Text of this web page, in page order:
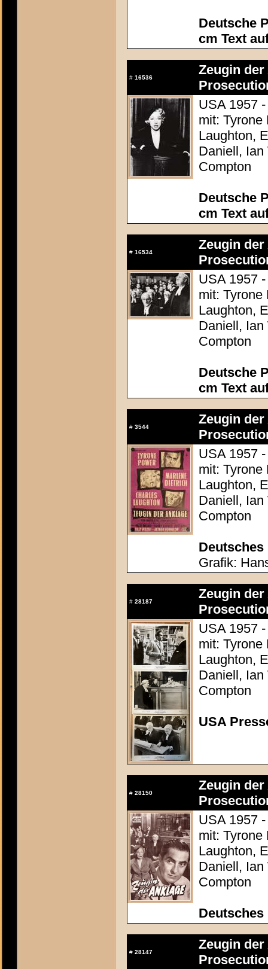
Deutsche
cm Text
# 16536
Zeugin
USA 1957
mit: Tyrone
Laughton,
Daniell, Ian
Compton
Deutsche
cm Text
# 16534
Zeugin
USA 1957
mit: Tyrone
Laughton,
Daniell, Ian
Compton
Deutsche
cm Text
# 3544
Zeugin
USA 1957
mit: Tyrone
Laughton,
Daniell, Ian
Compton
Deutsches
Grafik:
# 28187
Zeugin
USA 1957
mit: Tyrone
Laughton,
Daniell, Ian
Compton
USA
# 28150
Zeugin
USA 1957
mit: Tyrone
Laughton,
Daniell, Ian
Compton
# 28147
Zeugin